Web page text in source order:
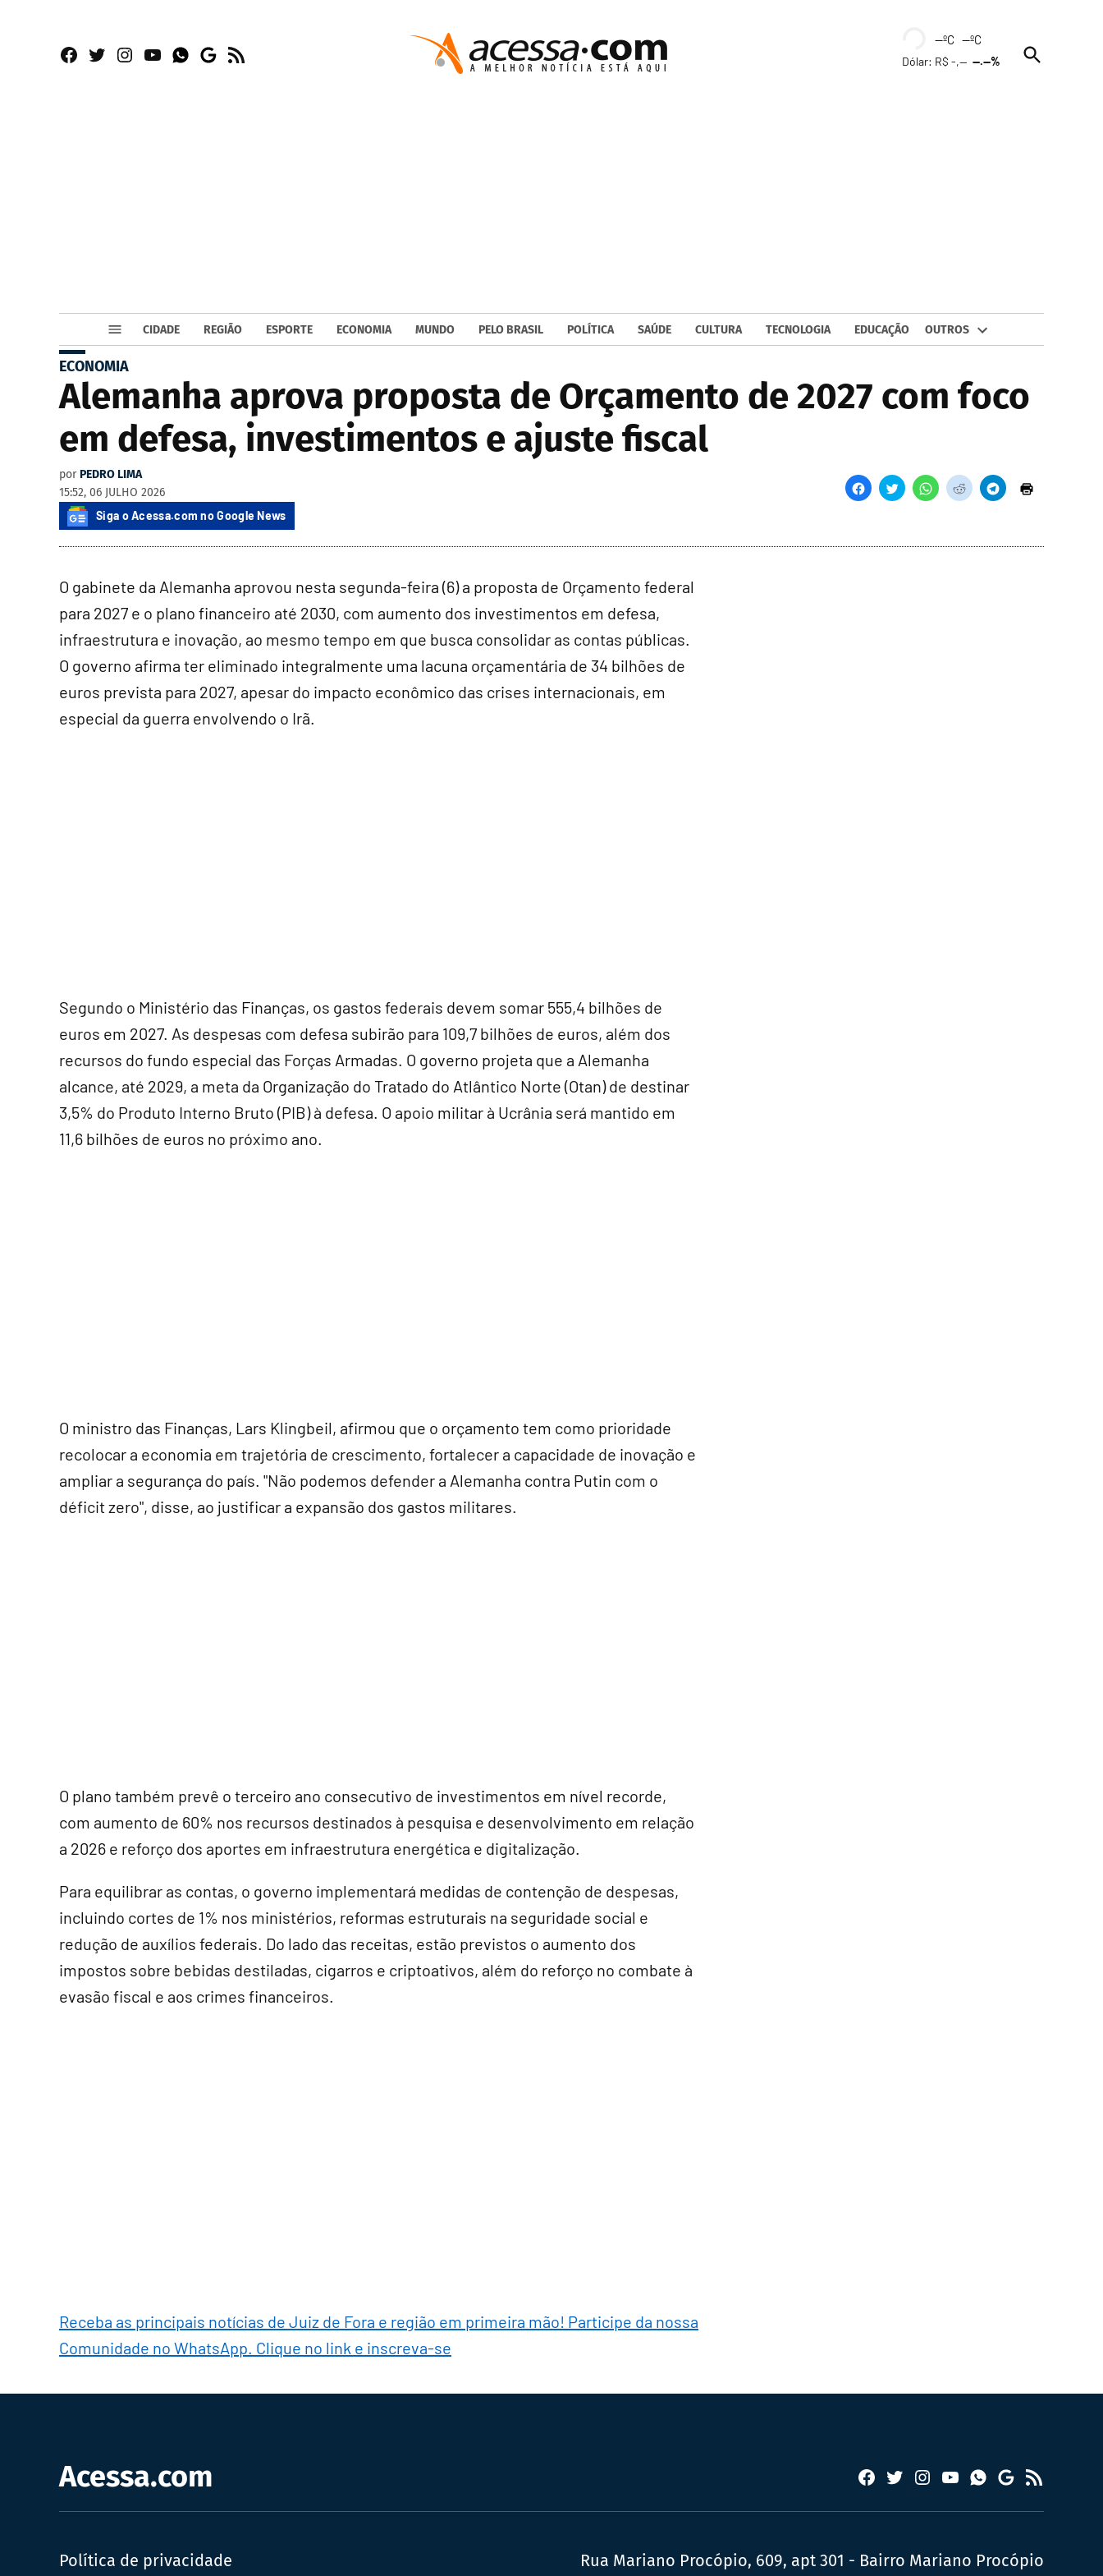
Facebook
TwitterInstagram
YouTubeWhatsapp
Google
RSS
--ºC --ºC
Dólar: R$ -,----.--%
Open
Search
CIDADE REGIÃO ESPORTE ECONOMIA MUNDO PELO BRASIL POLÍTICA SAÚDE CULTURA TECNOLOGIA EDUCAÇÃO OUTROS
ECONOMIA
Alemanha aprova proposta de Orçamento de 2027 com foco
em defesa, investimentos e ajuste fiscal
por PEDRO LIMA
15:52, 06 JULHO 2026
Siga o Acessa.com no Google News
O gabinete da Alemanha aprovou nesta segunda-feira (6) a proposta de Orçamento federal
para 2027 e o plano financeiro até 2030, com aumento dos investimentos em defesa,
infraestrutura e inovação, ao mesmo tempo em que busca consolidar as contas públicas.
O governo afirma ter eliminado integralmente uma lacuna orçamentária de 34 bilhões de
euros prevista para 2027, apesar do impacto econômico das crises internacionais, em
especial da guerra envolvendo o Irã.
Segundo o Ministério das Finanças, os gastos federais devem somar 555,4 bilhões de
euros em 2027. As despesas com defesa subirão para 109,7 bilhões de euros, além dos
recursos do fundo especial das Forças Armadas. O governo projeta que a Alemanha
alcance, até 2029, a meta da Organização do Tratado do Atlântico Norte (Otan) de destinar
3,5% do Produto Interno Bruto (PIB) à defesa. O apoio militar à Ucrânia será mantido em
11,6 bilhões de euros no próximo ano.
O ministro das Finanças, Lars Klingbeil, afirmou que o orçamento tem como prioridade
recolocar a economia em trajetória de crescimento, fortalecer a capacidade de inovação e
ampliar a segurança do país. "Não podemos defender a Alemanha contra Putin com o
déficit zero", disse, ao justificar a expansão dos gastos militares.
O plano também prevê o terceiro ano consecutivo de investimentos em nível recorde,
com aumento de 60% nos recursos destinados à pesquisa e desenvolvimento em relação
a 2026 e reforço dos aportes em infraestrutura energética e digitalização.
Para equilibrar as contas, o governo implementará medidas de contenção de despesas,
incluindo cortes de 1% nos ministérios, reformas estruturais na seguridade social e
redução de auxílios federais. Do lado das receitas, estão previstos o aumento dos
impostos sobre bebidas destiladas, cigarros e criptoativos, além do reforço no combate à
evasão fiscal e aos crimes financeiros.
Receba as principais notícias de Juiz de Fora e região em primeira mão! Participe da nossa
Comunidade no WhatsApp. Clique no link e inscreva-se
Acessa.com Facebook
TwitterInstagram
YouTubeWhatsapp
Google
News
RSS
Política de privacidade Rua Mariano Procópio, 609, apt 301 - Bairro Mariano Procópio